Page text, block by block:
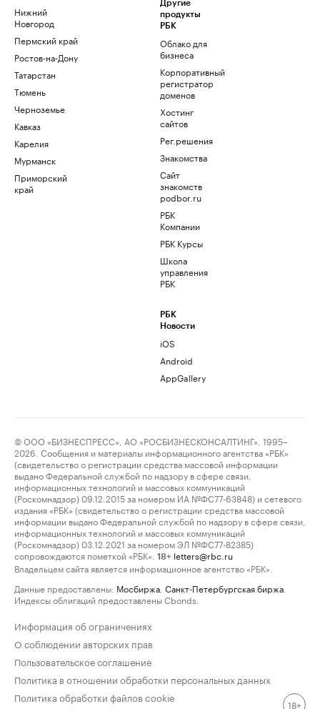
Нижний
Новгород
Пермский край
Ростов-на-Дону
Татарстан
Тюмень
Черноземье
Кавказ
Карелия
Мурманск
Приморский
край
Другие
продукты
РБК
Облако для
бизнеса
Корпоративный
регистратор
доменов
Хостинг
сайтов
Рег.решения
Знакомства
Сайт
знакомств
podbor.ru
РБК
Компании
РБК Курсы
Школа
управления
РБК
РБК
Новости
iOS
Android
AppGallery
© ООО «БИЗНЕСПРЕСС», АО «РОСБИЗНЕСКОНСАЛТИНГ», 1995–
2026. Сообщения и материалы информационного агентства «РБК»
(свидетельство о регистрации средства массовой информации
выдано Федеральной службой по надзору в сфере связи,
информационных технологий и массовых коммуникаций
(Роскомнадзор) 09.12.2015 за номером ИА №ФС77-63848) и сетевого
издания «РБК» (свидетельство о регистрации средства массовой
информации выдано Федеральной службой по надзору в сфере связи,
информационных технологий и массовых коммуникаций
(Роскомнадзор) 03.12.2021 за номером ЭЛ №ФС77-82385)
сопровождаются пометкой «РБК».
18+ letters@rbc.ru
Владельцем сайта является информационное агентство «РБК».
Данные предоставлены: Мосбиржа Санкт-Петербургская биржа
Индексы облигаций предоставлены Cbonds.
Информация об ограничениях
О соблюдении авторских прав
Пользовательское соглашение
Политика в отношении обработки персональных данных
Политика обработки файлов cookie
18+